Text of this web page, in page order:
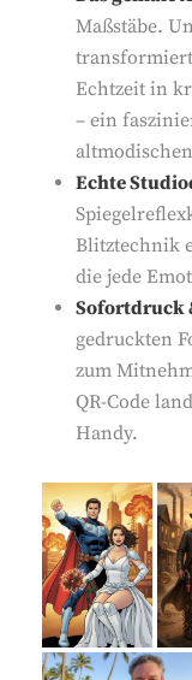
Maßstäbe.
transformiert
Echtzeit in
– ein
Echte
Blitztechnik
die jede
Sofortdruck
gedruckten
zum
QR-Code
Handy.